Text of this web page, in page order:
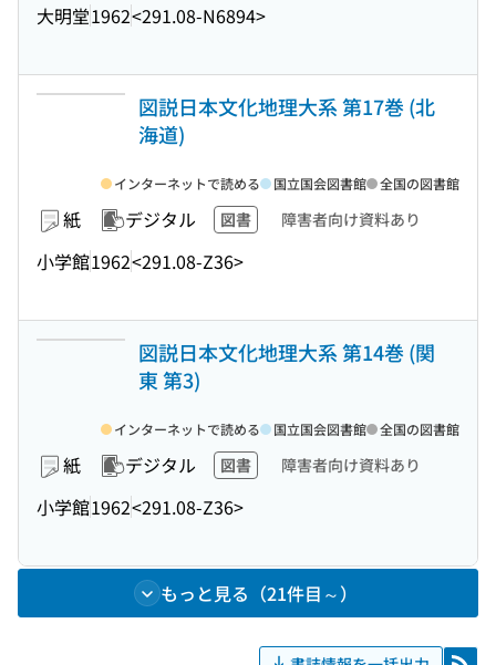
大明堂1962<291.08-N6894>
図説日本文化地理大系 第17巻 (北
海道)
紙 デジタル 図書 障害者向け資料あり
小学館1962<291.08-Z36>
インターネットで読める 国立国会図書館 全国の図書館
図説日本文化地理大系 第14巻 (関
東 第3)
紙 デジタル 図書 障害者向け資料あり
小学館1962<291.08-Z36>
インターネットで読める 国立国会図書館 全国の図書館
もっと見る（21件目～）